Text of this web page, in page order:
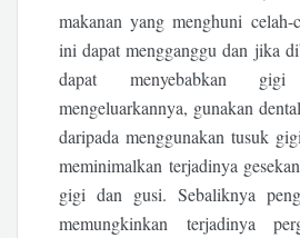
makanan yang menghuni
ini dapat mengganggu dan jika
dapat menyebabkan
mengeluarkannya, gunakan
daripada menggunakan tusuk
meminimalkan terjadinya
gigi dan gusi. Sebaliknya
memungkinkan terjadinya